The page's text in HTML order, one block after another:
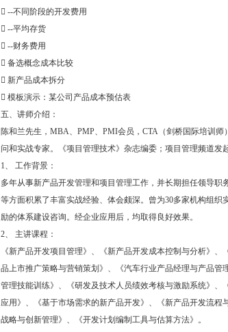
 --不同阶段的开发费用
 --平均存货
 --财务费用
 备选概念成本比较
 新产品成本拆分
 模板演示：某公司产品成本预估表
五、讲师介绍：
陈和兰先生，MBA、PMP、PMI会员，CTA（剑桥国际培训师
问和实战专家。《项目管理技术》杂志编委；项目管理频道发起
1、 工作背景：
多年从事新产品开发管理和项目管理工作，并长期担任领导
等方面积累了丰富实战经验、体会颇深。曾为30多家机构组
励的体系建设咨询。经企业应用后，均取得良好效果。
2、 主讲课程：
《新产品开发项目管理》、《新产品开发成本控制与分析》、
品上市推广策略与营销策划》、《汽车行业产品经理与产品
管理技能训练》、《研发及技术人员绩效考核与激励系统》
应用》、《基于市场需求的新产品开发》、《新产品开发流
战略与创新管理》、《开发计划编制工具与估算方法》。